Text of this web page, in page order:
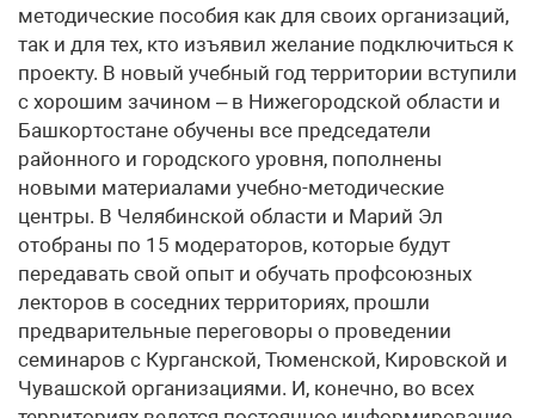
методические пособия как для своих организаций,
так и для тех, кто изъявил желание подключиться к
проекту. В новый учебный год территории вступили
с хорошим зачином – в Нижегородской области и
Башкортостане обучены все председатели
районного и городского уровня, пополнены
новыми материалами учебно-методические
центры. В Челябинской области и Марий Эл
отобраны по 15 модераторов, которые будут
передавать свой опыт и обучать профсоюзных
лекторов в соседних территориях, прошли
предварительные переговоры о проведении
семинаров с Курганской, Тюменской, Кировской и
Чувашской организациями. И, конечно, во всех